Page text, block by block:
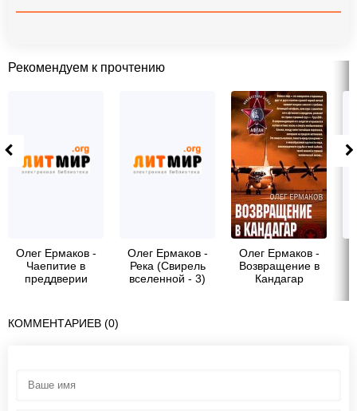
Рекомендуем к прочтению
Олег Ермаков -
Чаепитие в
преддверии
Олег Ермаков -
Река (Свирель
вселенной - 3)
Олег Ермаков -
Возвращение в
Кандагар
КОММЕНТАРИЕВ (0)